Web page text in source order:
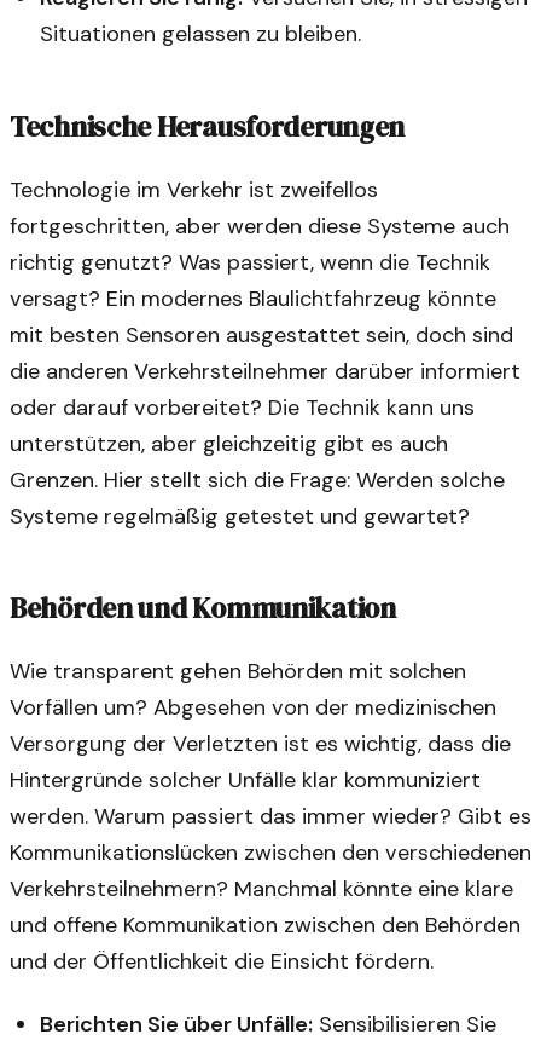
Situationen gelassen zu bleiben.
Technische Herausforderungen
Technologie im Verkehr ist zweifellos
fortgeschritten, aber werden diese Systeme auch
richtig genutzt? Was passiert, wenn die Technik
versagt? Ein modernes Blaulichtfahrzeug könnte
mit besten Sensoren ausgestattet sein, doch sind
die anderen Verkehrsteilnehmer darüber informiert
oder darauf vorbereitet? Die Technik kann uns
unterstützen, aber gleichzeitig gibt es auch
Grenzen. Hier stellt sich die Frage: Werden solche
Systeme regelmäßig getestet und gewartet?
Behörden und Kommunikation
Wie transparent gehen Behörden mit solchen
Vorfällen um? Abgesehen von der medizinischen
Versorgung der Verletzten ist es wichtig, dass die
Hintergründe solcher Unfälle klar kommuniziert
werden. Warum passiert das immer wieder? Gibt es
Kommunikationslücken zwischen den verschiedenen
Verkehrsteilnehmern? Manchmal könnte eine klare
und offene Kommunikation zwischen den Behörden
und der Öffentlichkeit die Einsicht fördern.
Berichten Sie über Unfälle: Sensibilisieren Sie